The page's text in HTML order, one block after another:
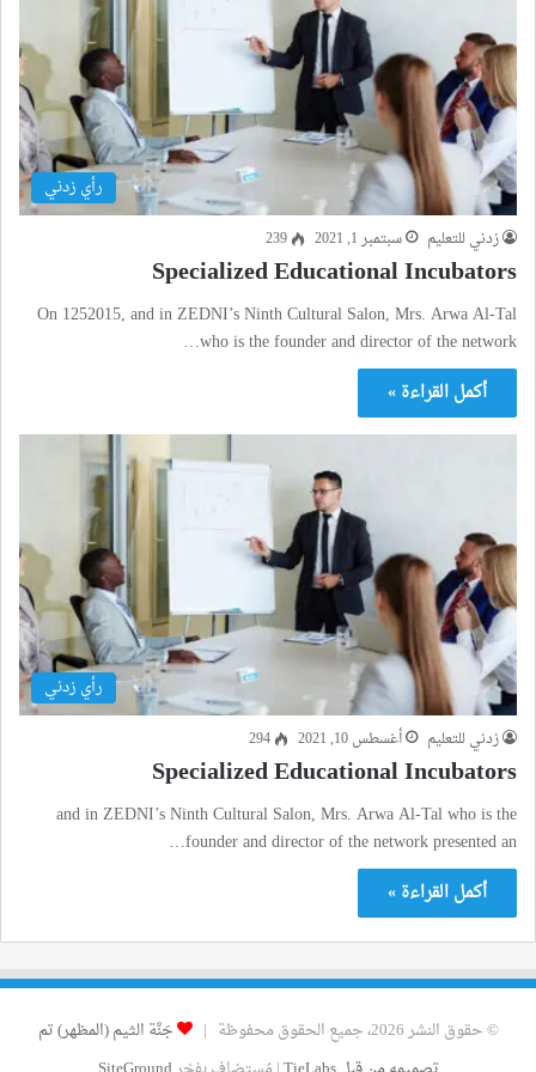
رأي زدني
زدني للتعليم سبتمبر 1, 2021 239
Specialized Educational Incubators
On 1252015, and in ZEDNI’s Ninth Cultural Salon, Mrs. Arwa Al-Tal
who is the founder and director of the network…
أكمل القراءة »
رأي زدني
زدني للتعليم أغسطس 10, 2021 294
Specialized Educational Incubators
and in ZEDNI’s Ninth Cultural Salon, Mrs. Arwa Al-Tal who is the
founder and director of the network presented an…
أكمل القراءة »
© حقوق النشر 2026، جميع الحقوق محفوظة |
جَنَّة الثيم (المظهر) تم